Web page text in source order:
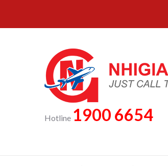
content
Hotline 1900 6654